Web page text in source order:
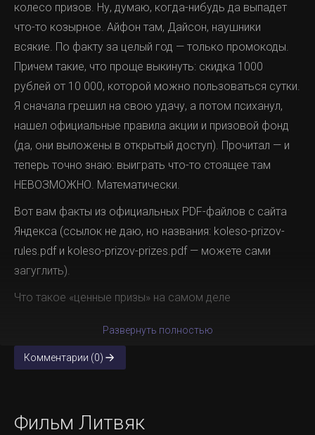
колесо призов. Ну, думаю, когда-нибудь да выпадет
что-то козырное. Айфон там, Дайсон, наушники
всякие. По факту за целый год — только промокоды.
Причем такие, что проще выкинуть: скидка 1000
рублей от 10 000, которой можно пользоваться сутки.
Я сначала грешил на свою удачу, а потом психанул,
нашел официальные правила акции и призовой фонд
(да, они выложены в открытый доступ). Прочитал — и
теперь точно знаю: выиграть что-то стоящее там
НЕВОЗМОЖНО. Математически.
Вот вам факты из официальных PDF-файлов с сайта
Яндекса (ссылок не даю, но названия: koleso-prizov-
rules.pdf и koleso-prizov-prizes.pdf — можете сами
загуглить).
Что такое «ценные призы» на самом деле
Развернуть полностью
Комментарии (0)
Фильм Литвяк